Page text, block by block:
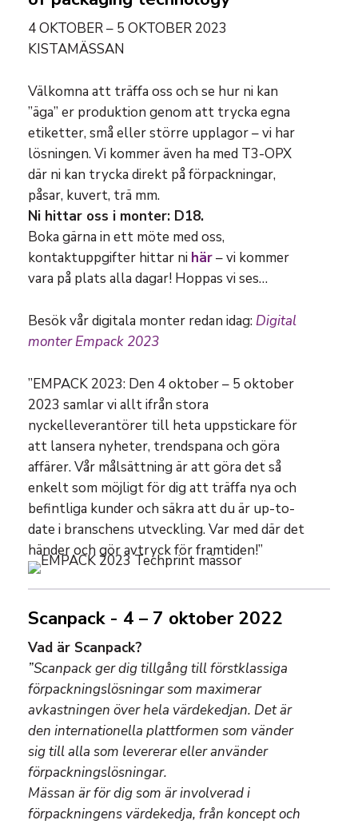
4 OKTOBER – 5 OKTOBER 2023
KISTAMÄSSAN
Välkomna att träffa oss och se hur ni kan
”äga” er produktion genom att trycka egna
etiketter, små eller större upplagor – vi har
lösningen. Vi kommer även ha med T3-OPX
där ni kan trycka direkt på förpackningar,
påsar, kuvert, trä mm.
Ni hittar oss i monter: D18.
Boka gärna in ett möte med oss,
kontaktuppgifter hittar ni här– vi kommer
vara på plats alla dagar! Hoppas vi ses…
Besök vår digitala monter redan idag: Digital
monter Empack 2023
”EMPACK 2023: Den 4 oktober – 5 oktober
2023 samlar vi allt ifrån stora
nyckelleverantörer till heta uppstickare för
att lansera nyheter, trendspana och göra
affärer. Vår målsättning är att göra det så
enkelt som möjligt för dig att träffa nya och
befintliga kunder och säkra att du är up-to-
date i branschens utveckling. Var med där det
händer och gör avtryck för framtiden!”
Scanpack - 4 – 7 oktober 2022
Vad är Scanpack?
”Scanpack ger dig tillgång till förstklassiga
förpackningslösningar som maximerar
avkastningen över hela värdekedjan. Det är
den internationella plattformen som vänder
sig till alla som levererar eller använder
förpackningslösningar.
Mässan är för dig som är involverad i
förpackningens värdekedja, från koncept och